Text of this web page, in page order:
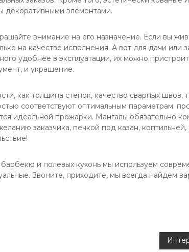
декоративными элементами.
внимание на его назначение. Если вы
на качестве исполнения. А вот для дачи
удобнее в эксплуатации, их можно
и украшение.
как толщина стенок, качество сварных швов,
соответствуют оптимальным параметрам:
идеальной прожарки. Мангалы обязательно
заказчика, печкой под казан,
и полевых кухонь мы используем
Звоните, приходите, мы всегда найдем